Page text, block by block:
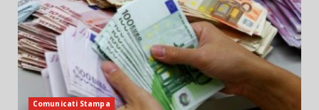
Comunicati Stampa